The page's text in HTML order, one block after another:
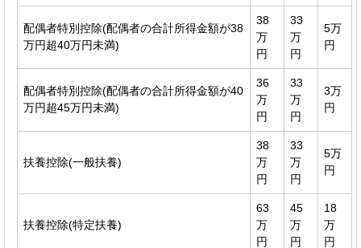
配偶者特別控除(配偶者の合計所得金額が38
万円超40万円未満)
38
万
円
33
万
円
5万
円
配偶者特別控除(配偶者の合計所得金額が40
万円超45万円未満)
36
万
円
33
万
円
3万
円
扶養控除(一般扶養)
38
万
円
33
万
円
5万
円
扶養控除(特定扶養)
63
万
円
45
万
円
18
万
円